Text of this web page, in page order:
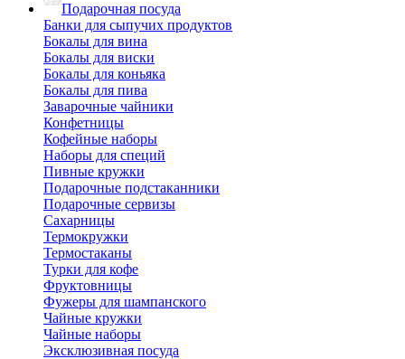
Подарочная посуда
Банки для сыпучих продуктов
Бокалы для вина
Бокалы для виски
Бокалы для коньяка
Бокалы для пива
Заварочные чайники
Конфетницы
Кофейные наборы
Наборы для специй
Пивные кружки
Подарочные подстаканники
Подарочные сервизы
Сахарницы
Термокружки
Термостаканы
Турки для кофе
Фруктовницы
Фужеры для шампанского
Чайные кружки
Чайные наборы
Эксклюзивная посуда